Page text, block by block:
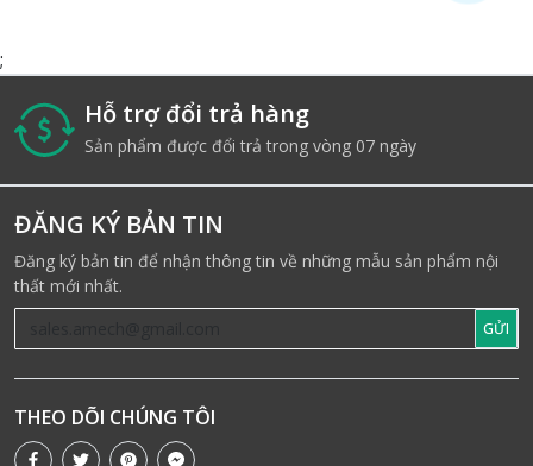
;
Hỗ trợ đổi trả hàng
Sản phẩm được đổi trả trong vòng 07 ngày
ĐĂNG KÝ BẢN TIN
Đăng ký bản tin để nhận thông tin về những mẫu sản phẩm nội
thất mới nhất.
GỬI
THEO DÕI CHÚNG TÔI